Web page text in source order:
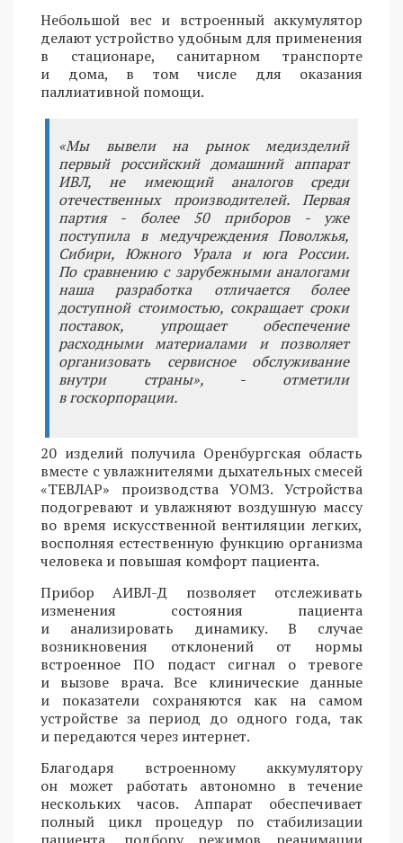
Небольшой вес и встроенный аккумулятор
делают устройство удобным для применения
в стационаре, санитарном транспорте
и дома, в том числе для оказания
паллиативной помощи.
«Мы вывели на рынок медизделий
первый российский домашний аппарат
ИВЛ, не имеющий аналогов среди
отечественных производителей. Первая
партия - более 50 приборов - уже
поступила в медучреждения Поволжья,
Сибири, Южного Урала и юга России.
По сравнению с зарубежными аналогами
наша разработка отличается более
доступной стоимостью, сокращает сроки
поставок, упрощает обеспечение
расходными материалами и позволяет
организовать сервисное обслуживание
внутри страны», - отметили
в госкорпорации.
20 изделий получила Оренбургская область
вместе с увлажнителями дыхательных смесей
«ТЕВЛАР» производства УОМЗ. Устройства
подогревают и увлажняют воздушную массу
во время искусственной вентиляции легких,
восполняя естественную функцию организма
человека и повышая комфорт пациента.
Прибор АИВЛ-Д позволяет отслеживать
изменения состояния пациента
и анализировать динамику. В случае
возникновения отклонений от нормы
встроенное ПО подаст сигнал о тревоге
и вызове врача. Все клинические данные
и показатели сохраняются как на самом
устройстве за период до одного года, так
и передаются через интернет.
Благодаря встроенному аккумулятору
он может работать автономно в течение
нескольких часов. Аппарат обеспечивает
полный цикл процедур по стабилизации